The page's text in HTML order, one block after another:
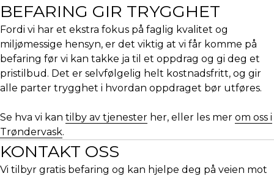
BEFARING GIR TRYGGHET
Fordi vi har et ekstra fokus på faglig kvalitet og
miljømessige hensyn, er det viktig at vi får komme på
befaring før vi kan takke ja til et oppdrag og gi deg et
pristilbud. Det er selvfølgelig helt kostnadsfritt, og gir
alle parter trygghet i hvordan oppdraget bør utføres.
Se hva vi kan tilby av tjenester her, eller les mer om oss i
Trøndervask.
KONTAKT OSS
Vi tilbyr gratis befaring og kan hjelpe deg på veien mot